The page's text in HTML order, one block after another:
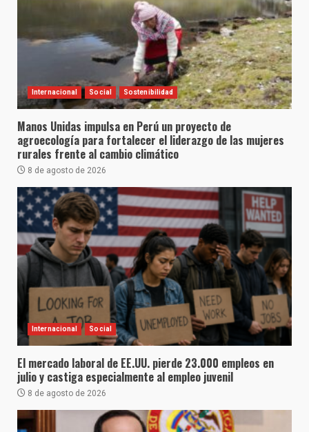
Internacional Social Sostenibilidad
Manos Unidas impulsa en Perú un proyecto de
agroecología para fortalecer el liderazgo de las mujeres
rurales frente al cambio climático
8 de agosto de 2026
Internacional Social
El mercado laboral de EE.UU. pierde 23.000 empleos en
julio y castiga especialmente al empleo juvenil
8 de agosto de 2026